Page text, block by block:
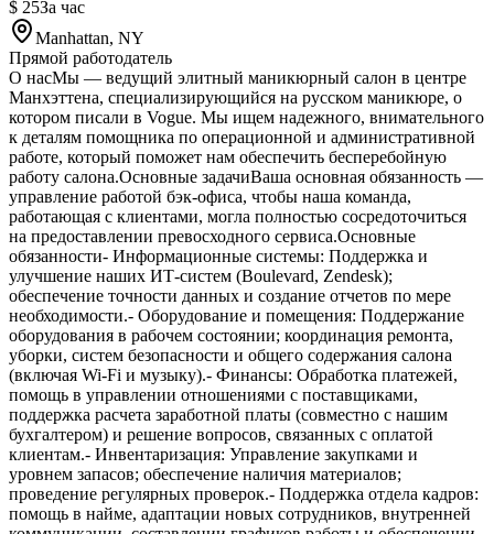
$ 25За час
Manhattan, NY
Прямой работодатель
О насМы — ведущий элитный маникюрный салон в центре
Манхэттена, специализирующийся на русском маникюре, о
котором писали в Vogue. Мы ищем надежного, внимательного
к деталям помощника по операционной и административной
работе, который поможет нам обеспечить бесперебойную
работу салона.Основные задачиВаша основная обязанность —
управление работой бэк-офиса, чтобы наша команда,
работающая с клиентами, могла полностью сосредоточиться
на предоставлении превосходного сервиса.Основные
обязанности- Информационные системы: Поддержка и
улучшение наших ИТ-систем (Boulevard, Zendesk);
обеспечение точности данных и создание отчетов по мере
необходимости.- Оборудование и помещения: Поддержание
оборудования в рабочем состоянии; координация ремонта,
уборки, систем безопасности и общего содержания салона
(включая Wi-Fi и музыку).- Финансы: Обработка платежей,
помощь в управлении отношениями с поставщиками,
поддержка расчета заработной платы (совместно с нашим
бухгалтером) и решение вопросов, связанных с оплатой
клиентам.- Инвентаризация: Управление закупками и
уровнем запасов; обеспечение наличия материалов;
проведение регулярных проверок.- Поддержка отдела кадров:
помощь в найме, адаптации новых сотрудников, внутренней